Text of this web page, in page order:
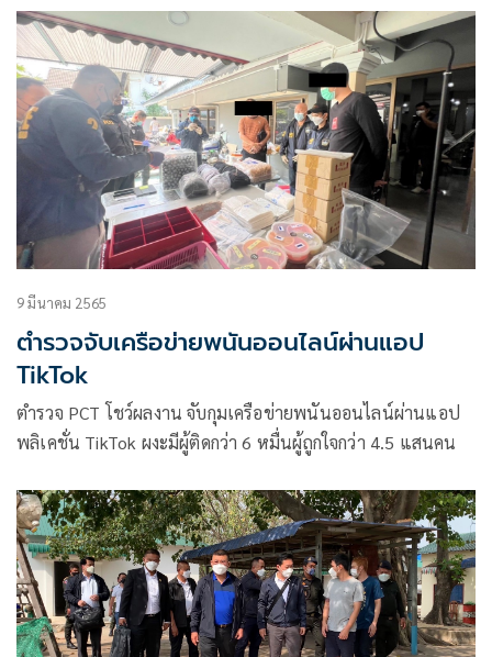
9 มีนาคม 2565
ตำรวจจับเครือข่ายพนันออนไลน์ผ่านแอป
TikTok
ตำรวจ PCT โชว์ผลงาน จับกุมเครือข่ายพนันออนไลน์ผ่านแอป
พลิเคชั่น TikTok ผงะมีผู้ติดกว่า 6 หมื่นผู้ถูกใจกว่า 4.5 แสนคน